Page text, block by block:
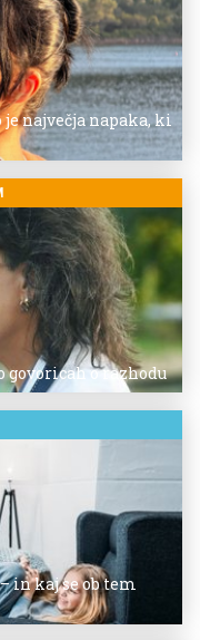
največja napaka, ki
govoricah o razhodu
in kaj se ob tem